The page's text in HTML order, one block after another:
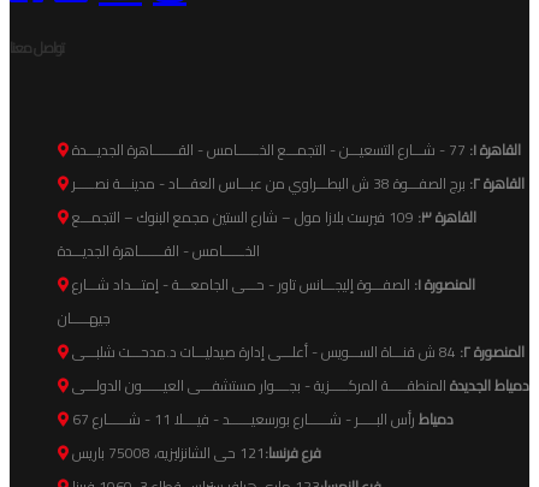
تواصل معنا
القاهرة ١:
القاهرة ٢:
برج الصفـــوة 38 ش البطـــراوي من عبـــاس العقـــاد - مدينـــة نصـــــر
القاهرة ٣:
109 فيرست بلازا مول – شارع الستين مجمع البنوك – التجمـــع
الخــــــامس - القـــــــاهرة الجديـــدة
المنصورة ١: الصفـــوة إليجـــانس تاور - حـــى الجامعـــة - إمتـــداد شـــارع
جيهـــــان
المنصورة ٢:
دمياط الجديدةالمنطقـــــة المركـــــزية - بجــــوار مستشفـــى العيــــــون الدولـــى
دمياطرأس البـــــر - شــــــارع بورسعيــــــد - فيــــلا 11 - شــــــارع 67
فرع فرنسا:121 حى الشانزليزيه، 75008 باريس